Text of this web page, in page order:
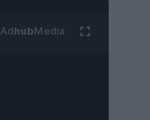
AdhubMedia